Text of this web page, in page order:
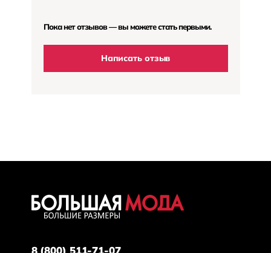
Пока нет отзывов — вы можете стать первыми.
Написать отзыв
8 (800) 511-71-07